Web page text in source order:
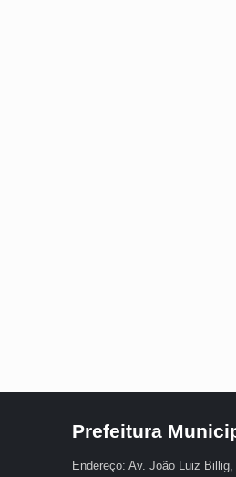
Prefeitura
Endereço: Av. João Luiz